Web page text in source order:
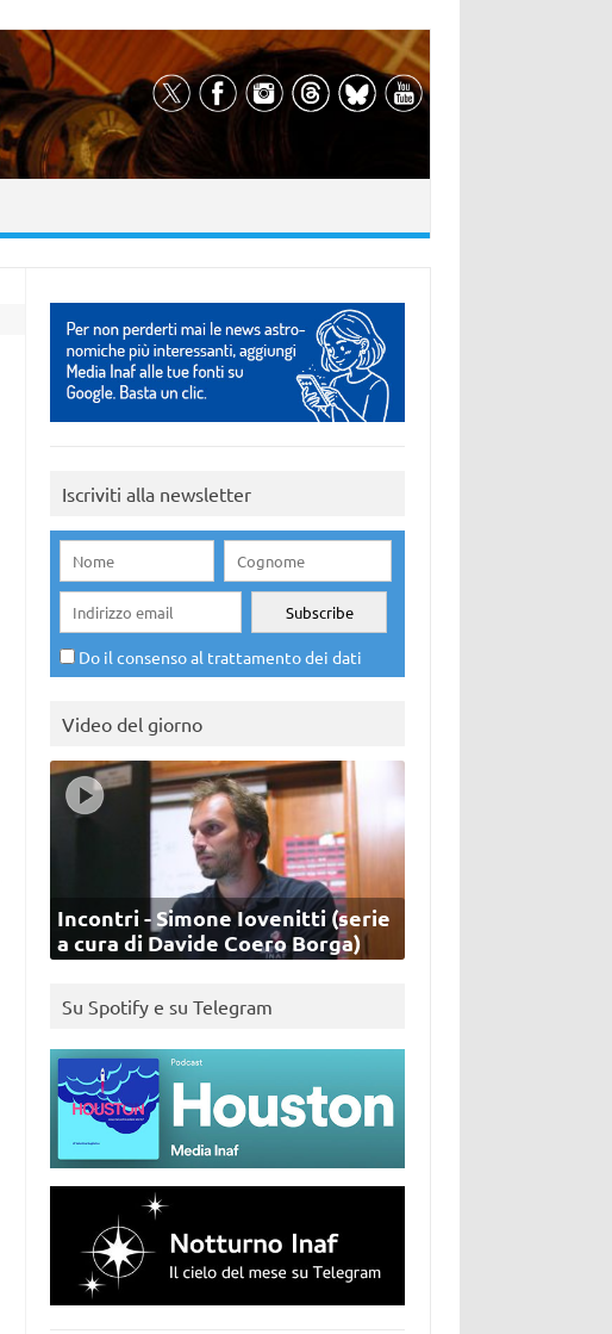
Iscriviti alla newsletter
Do il consenso al trattamento dei dati
Video del giorno
Incontri - Simone Iovenitti (serie
a cura di Davide Coero Borga)
Su Spotify e su Telegram